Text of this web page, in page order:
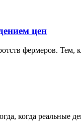
цен
фермеров. Тем,
когда реальные